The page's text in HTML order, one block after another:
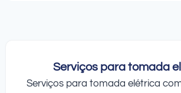
Serviços para tomada
Serviços para tomada elétrica